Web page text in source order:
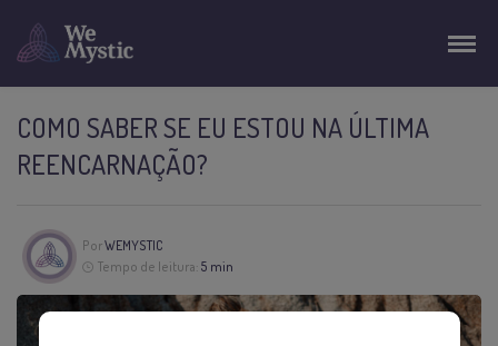
COMO SABER SE EU ESTOU NA ÚLTIMA
REENCARNAÇÃO?
PorWEMYSTIC
Tempo de leitura: 5 min